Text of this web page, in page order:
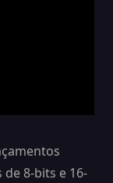
8-bits e 16-